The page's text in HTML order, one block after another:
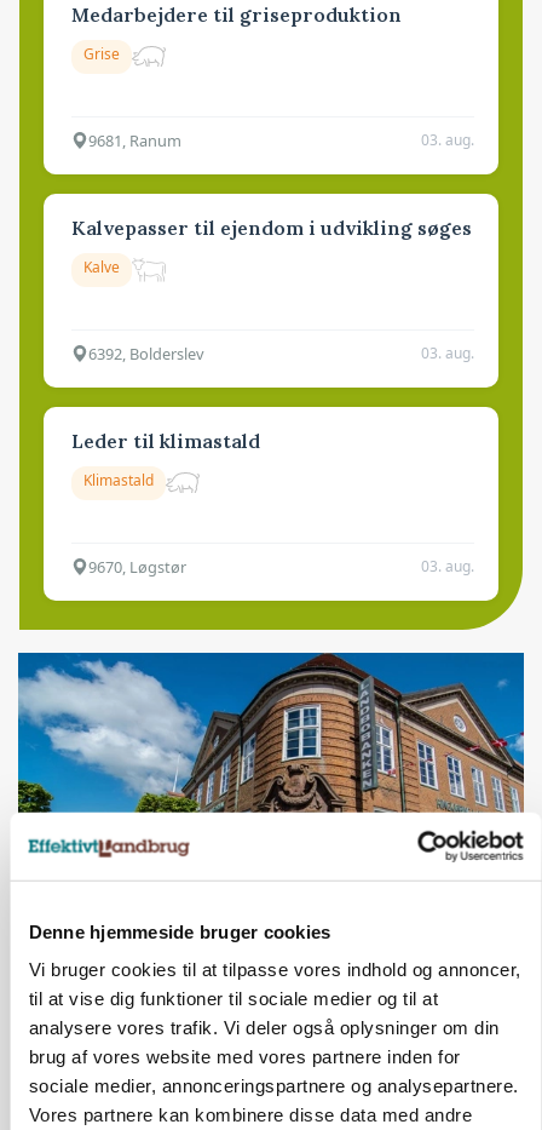
Denne hjemmeside bruger cookies
Vi bruger cookies til at tilpasse vores indhold og annoncer,
til at vise dig funktioner til sociale medier og til at
analysere vores trafik. Vi deler også oplysninger om din
brug af vores website med vores partnere inden for
sociale medier, annonceringspartnere og analysepartnere.
Vores partnere kan kombinere disse data med andre
Medarbejdere til griseproduktion
Grise
9681, Ranum 03. aug.
Kalvepasser til ejendom i udvikling søges
Kalve
6392, Bolderslev 03. aug.
Leder til klimastald
Klimastald
9670, Løgstør 03. aug.
Lave grisepriser og nye regler øger landbobanks
forsigtighed